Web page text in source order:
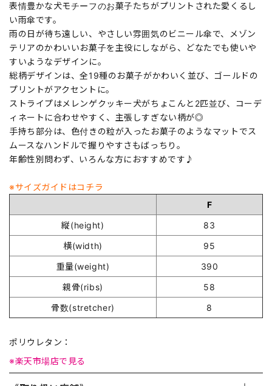
表情豊かな犬モチーフのお菓子たちがプリントされた愛くるし
い雨傘です。
雨の日が待ち遠しい、やさしい雰囲気のビニール傘で、メゾン
テリアのかわいいお菓子を主役にしながら、どなたでも使いや
すいようなデザインに。
総柄デザインは、全19種のお菓子がかわいく並び、ゴールドの
プリントがアクセントに。
ストライプはメレンゲクッキー犬がちょこんと2匹並び、コーデ
ィネートに合わせやすく、主張しすぎない柄が◎
手持ち部分は、色付きの粒が入ったお菓子のようなマットでス
ムースなハンドルで握りやすさもばっちり。
年齢性別問わず、いろんな方におすすめです♪
※サイズガイドはコチラ
F
縦(height)
83
横(width)
95
重量(weight)
390
親骨(ribs)
58
骨数(stretcher)
8
ポリウレタン：
※楽天市場店で見る